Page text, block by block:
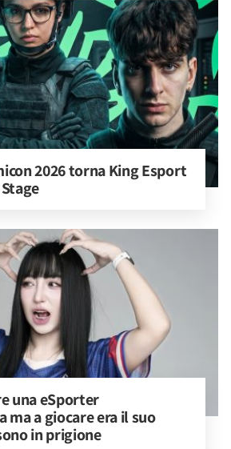
2026 torna King Esport
una eSporter
ma a giocare era il suo
in prigione